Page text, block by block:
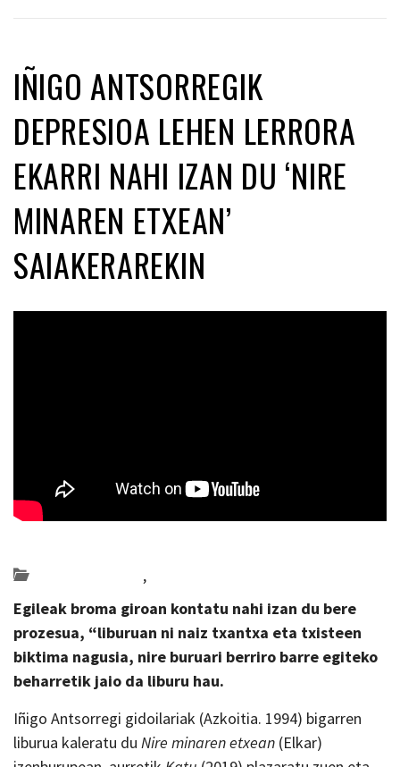
IÑIGO ANTSORREGIK
DEPRESIOA LEHEN LERRORA
EKARRI NAHI IZAN DU ‘NIRE
MINAREN ETXEAN’
SAIAKERAREKIN
,
Egileak broma giroan kontatu nahi izan du bere
prozesua, “liburuan ni naiz txantxa eta txisteen
biktima nagusia, nire buruari berriro barre egiteko
beharretik jaio da liburu hau.
Iñigo Antsorregi gidoilariak (Azkoitia. 1994) bigarren
liburua kaleratu du Nire minaren etxean (Elkar)